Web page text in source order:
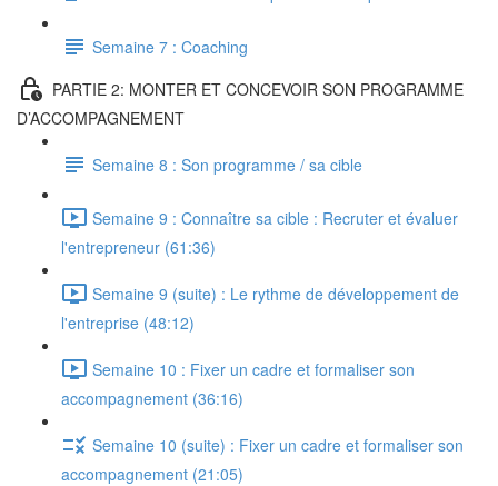
Semaine 7 : Coaching
PARTIE 2: MONTER ET CONCEVOIR SON PROGRAMME
D’ACCOMPAGNEMENT
Semaine 8 : Son programme / sa cible
Semaine 9 : Connaître sa cible : Recruter et évaluer
l'entrepreneur (61:36)
Semaine 9 (suite) : Le rythme de développement de
l'entreprise (48:12)
Semaine 10 : Fixer un cadre et formaliser son
accompagnement (36:16)
Semaine 10 (suite) : Fixer un cadre et formaliser son
accompagnement (21:05)